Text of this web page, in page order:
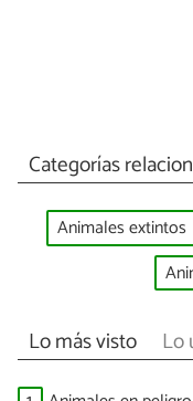
Categorías
Animales extintos
Lo más visto Lo